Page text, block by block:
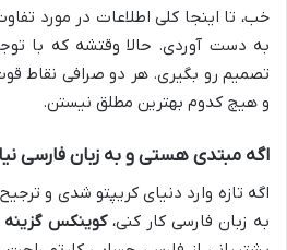
خب، تا اینجا کلی اطلاعات در مورد
به دست آوردی. حالا وقتشه که با
تصمیم رو بگیری. هر دو صرافی نقاط
و هیچ کدوم بهترین مطلق نیستن.
اگه مبتدی هستی و به زبان فارسی
اگه تازه وارد دنیای کریپتو شدی و
به زبان فارسی کار کنی،کوینکس گزینه